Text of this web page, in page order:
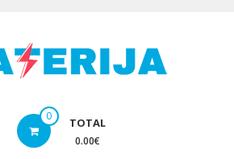
0 TOTAL
0.00€